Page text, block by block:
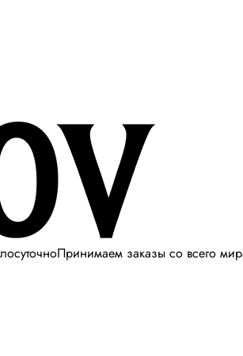
Принимаем заказы со всего